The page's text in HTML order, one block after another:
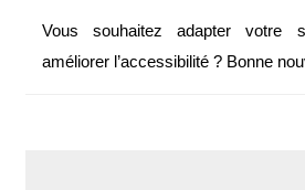
Vous souhaitez adapter votre salle de bain pour
améliorer l’accessibilité ? Bonne